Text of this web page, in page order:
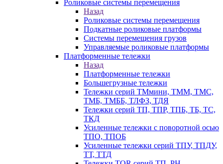
Роликовые системы перемещения
Назад
Роликовые системы перемещения
Подкатные роликовые платформы
Системы перемещения грузов
Управляемые роликовые платформы
Платформенные тележки
Назад
Платформенные тележки
Большегрузные тележки
Тележки серий ТМмини, ТММ, ТМС,
ТМБ, ТМББ, ТЛФЗ, ТДЯ
Тележки серий ТП, ТПР, ТПБ, ТБ, ТС,
ТКД
Усиленные тележки с поворотной осью
ТПО, ТПОБ
Усиленные тележки серий ТПУ, ТПДУ,
ТТ, ТТД